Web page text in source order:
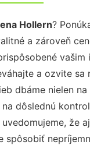
Hollern?
a zároveň
vašim
a ozvite sa
dbáme nielen
dôslednú
že
spôsobiť